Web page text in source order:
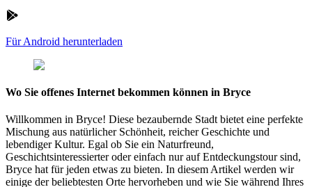
Für Android herunterladen
Wo Sie offenes Internet bekommen können in Bryce
Willkommen in Bryce! Diese bezaubernde Stadt bietet eine perfekte
Mischung aus natürlicher Schönheit, reicher Geschichte und
lebendiger Kultur. Egal ob Sie ein Naturfreund,
Geschichtsinteressierter oder einfach nur auf Entdeckungstour sind,
Bryce hat für jeden etwas zu bieten. In diesem Artikel werden wir
einige der beliebtesten Orte hervorheben und wie Sie während Ihres